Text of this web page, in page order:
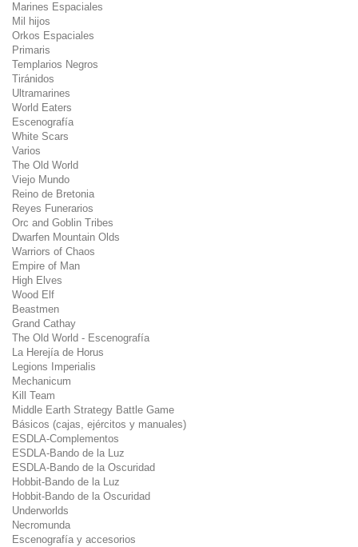
Marines Espaciales
Mil hijos
Orkos Espaciales
Primaris
Templarios Negros
Tiránidos
Ultramarines
World Eaters
Escenografía
White Scars
Varios
The Old World
Viejo Mundo
Reino de Bretonia
Reyes Funerarios
Orc and Goblin Tribes
Dwarfen Mountain Olds
Warriors of Chaos
Empire of Man
High Elves
Wood Elf
Beastmen
Grand Cathay
The Old World - Escenografía
La Herejía de Horus
Legions Imperialis
Mechanicum
Kill Team
Middle Earth Strategy Battle Game
Básicos (cajas, ejércitos y manuales)
ESDLA-Complementos
ESDLA-Bando de la Luz
ESDLA-Bando de la Oscuridad
Hobbit-Bando de la Luz
Hobbit-Bando de la Oscuridad
Underworlds
Necromunda
Escenografía y accesorios